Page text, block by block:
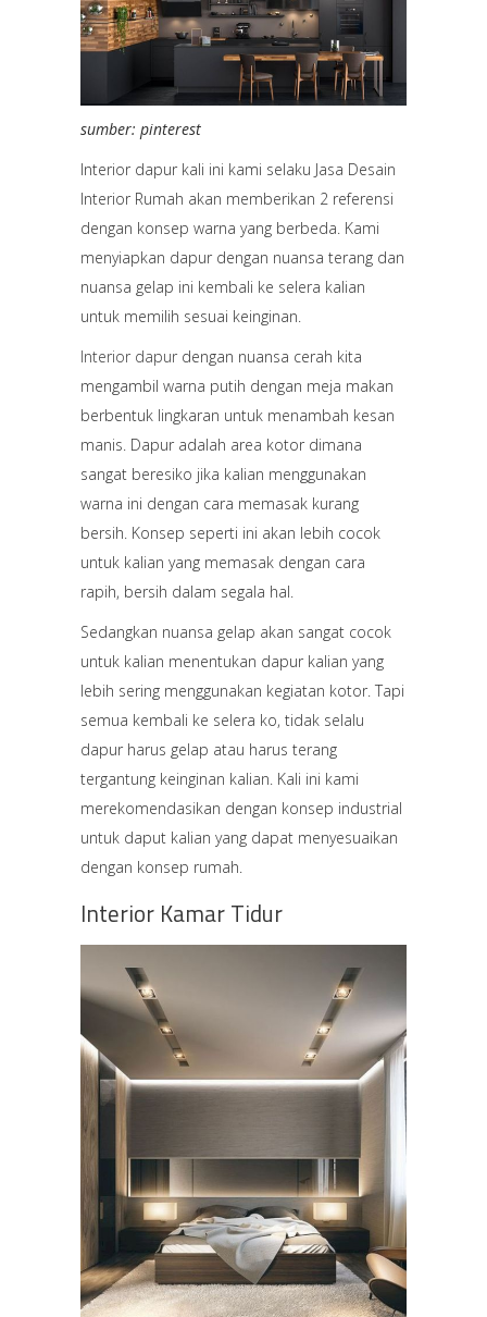
sumber: pinterest
Interior dapur kali ini kami selaku Jasa Desain
Interior Rumah akan memberikan 2 referensi
dengan konsep warna yang berbeda. Kami
menyiapkan dapur dengan nuansa terang dan
nuansa gelap ini kembali ke selera kalian
untuk memilih sesuai keinginan.
Interior dapur dengan nuansa cerah kita
mengambil warna putih dengan meja makan
berbentuk lingkaran untuk menambah kesan
manis. Dapur adalah area kotor dimana
sangat beresiko jika kalian menggunakan
warna ini dengan cara memasak kurang
bersih. Konsep seperti ini akan lebih cocok
untuk kalian yang memasak dengan cara
rapih, bersih dalam segala hal.
Sedangkan nuansa gelap akan sangat cocok
untuk kalian menentukan dapur kalian yang
lebih sering menggunakan kegiatan kotor. Tapi
semua kembali ke selera ko, tidak selalu
dapur harus gelap atau harus terang
tergantung keinginan kalian. Kali ini kami
merekomendasikan dengan konsep industrial
untuk daput kalian yang dapat menyesuaikan
dengan konsep rumah.
Interior Kamar Tidur